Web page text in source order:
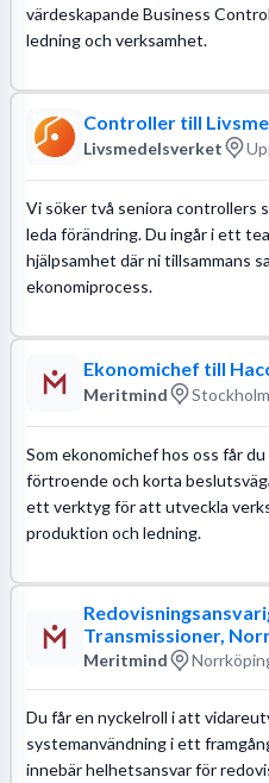
värdeskapande Business
ledning och verksamhet.
Controller till
Livsmedelsverket
Vi söker två seniora controllers
leda förändring. Du ingår i ett
hjälpsamhet där ni tillsammans
ekonomiprocess.
Ekonomichef till
Meritmind
Som ekonomichef hos oss får
förtroende och korta
ett verktyg för att utveckla
produktion och ledning.
Transmissioner,
Meritmind
Du får en nyckelroll i att
systemanvändning i ett
innebär helhetsansvar för